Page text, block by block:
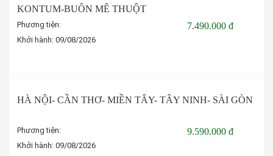
KONTUM-BUÔN MÊ THUỘT
Phương tiện:
Khởi hành: 09/08/2026
7.490.000 đ
HÀ NỘI- CẦN THƠ- MIỀN TÂY- TÂY NINH- SÀI GÒN
Phương tiện:
Khởi hành: 09/08/2026
9.590.000 đ